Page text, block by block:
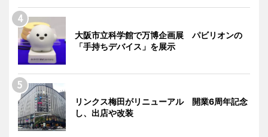
大阪市立科学館で万博企画展 パビリオンの
「手持ちデバイス」を展示
リンクス梅田がリニューアル 開業6周年記念
し、出店や改装